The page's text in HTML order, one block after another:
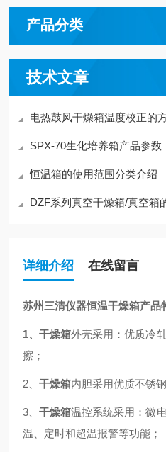
产品分类
技术文章
电热鼓风干燥箱温度校正的
SPX-70生化培养箱产品参数
恒温箱的使用范围分类介绍
DZF系列真空干燥箱/真空箱
详细介绍 在线留言
苏州三清仪器恒温干燥箱产品
1、干燥箱外壳采用：优质冷
擦；
2、 干燥箱内胆采用优质不锈
3、干燥箱温控系统采用：微
温、定时和超温报警等功能；